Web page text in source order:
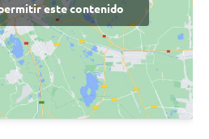
este contenido